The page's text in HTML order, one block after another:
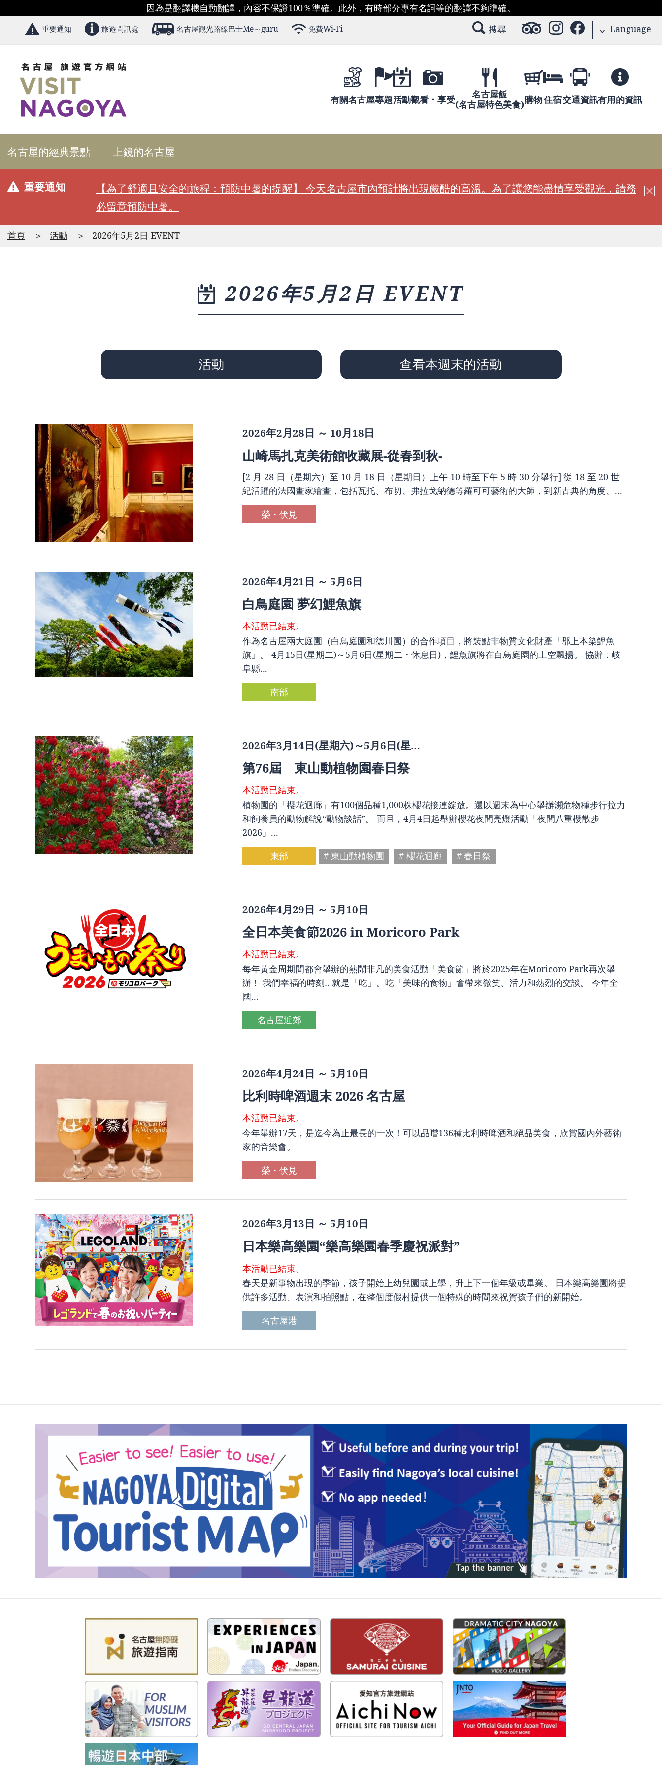
因為是翻譯機自動翻譯，內容不保證100％準確。此外，有時部分專有名詞等的翻譯不夠準確。
重要通知 旅遊問訊處 名古屋觀光路線巴士Me～guru 免費Wi-Fi 搜尋 Language
有關名古屋專題活動觀看・享受
名古屋飯
(名古屋特色美食)購物住宿交通資訊有用的資訊
名古屋的經典景點 上鏡的名古屋
重要通知
【為了舒適且安全的旅程：預防中暑的提醒】 今天名古屋市內預計將出現嚴酷的高溫。為了讓您能盡情享受觀光，請務
必留意預防中暑。
首頁 活動 2026年5月2日 EVENT
2026年5月2日 EVENT
活動 查看本週末的活動
2026年2月28日 ～ 10月18日
山崎馬扎克美術館收藏展-從春到秋-
[2 月 28 日（星期六）至 10 月 18 日（星期日）上午 10 時至下午 5 時 30 分舉行] 從 18 至 20 世
紀活躍的法國畫家繪畫，包括瓦托、布切、弗拉戈納德等羅可可藝術的大師，到新古典的角度、...
榮・伏見
2026年4月21日 ～ 5月6日
白鳥庭園 夢幻鯉魚旗
本活動已結束。
作為名古屋兩大庭園（白鳥庭園和德川園）的合作項目，將裝點非物質文化財產「郡上本染鯉魚
旗」。 4月15日(星期二)～5月6日(星期二・休息日)，鯉魚旗將在白鳥庭園的上空飄揚。 協辦：岐
阜縣...
南部
2026年3月14日(星期六)～5月6日(星…
第76屆 東山動植物園春日祭
本活動已結束。
植物園的「櫻花迴廊」有100個品種1,000株櫻花接連綻放。還以週末為中心舉辦瀕危物種步行拉力
和飼養員的動物解說“動物談話”。 而且，4月4日起舉辦櫻花夜間亮燈活動「夜間八重櫻散步
2026」...
東部
# 東山動植物園 # 櫻花迴廊 # 春日祭
2026年4月29日 ～ 5月10日
全日本美食節2026 in Moricoro Park
本活動已結束。
每年黃金周期間都會舉辦的熱鬧非凡的美食活動「美食節」將於2025年在Moricoro Park再次舉
辦！ 我們幸福的時刻…就是「吃」。吃「美味的食物」會帶來微笑、活力和熱烈的交談。 今年全
國...
名古屋近郊
2026年4月24日 ～ 5月10日
比利時啤酒週末 2026 名古屋
本活動已結束。
今年舉辦17天，是迄今為止最長的一次！可以品嚐136種比利時啤酒和絕品美食，欣賞國內外藝術
家的音樂會。
榮・伏見
2026年3月13日 ～ 5月10日
日本樂高樂園“樂高樂園春季慶祝派對”
本活動已結束。
春天是新事物出現的季節，孩子開始上幼兒園或上學，升上下一個年級或畢業。 日本樂高樂園將提
供許多活動、表演和拍照點，在整個度假村提供一個特殊的時間來祝賀孩子們的新開始。
名古屋港